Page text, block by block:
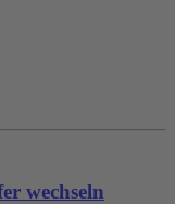
wechseln